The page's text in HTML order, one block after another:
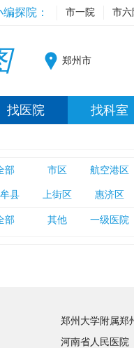
编探院： 市一院 市六
郑州市
找医院 找科室
部 市区 航空港区
县 上街区 惠济区
部 其他 一级医院
郑州大学附属郑
河南省人民医院